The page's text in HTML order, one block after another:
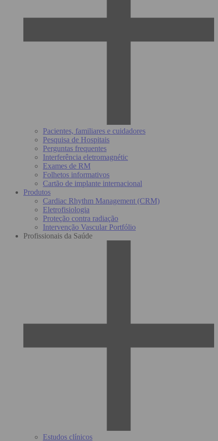
Pacientes, familiares e cuidadores
Pesquisa de Hospitais
Perguntas frequentes
Interferência eletromagnétic
Exames de RM
Folhetos informativos
Cartão de implante internacional
Produtos
Cardiac Rhythm Management (CRM)
Eletrofisiologia
Proteção contra radiação
Intervenção Vascular Portfólio
Profissionais da Saúde
Estudos clínicos